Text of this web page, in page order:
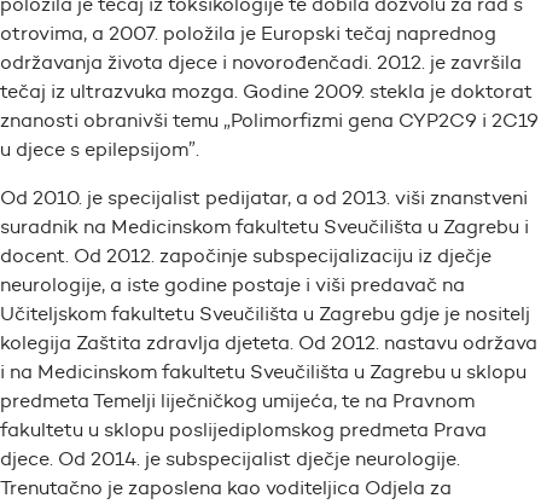
otrovima, a 2007. položila je Europski tečaj naprednog
održavanja života djece i novorođenčadi. 2012. je završila
tečaj iz ultrazvuka mozga. Godine 2009. stekla je doktorat
znanosti obranivši temu „Polimorfizmi gena CYP2C9 i 2C19
u djece s epilepsijom”.
Od 2010. je specijalist pedijatar, a od 2013. viši znanstveni
suradnik na Medicinskom fakultetu Sveučilišta u Zagrebu i
docent. Od 2012. započinje subspecijalizaciju iz dječje
neurologije, a iste godine postaje i viši predavač na
Učiteljskom fakultetu Sveučilišta u Zagrebu gdje je nositelj
kolegija Zaštita zdravlja djeteta. Od 2012. nastavu održava
i na Medicinskom fakultetu Sveučilišta u Zagrebu u sklopu
predmeta Temelji liječničkog umijeća, te na Pravnom
fakultetu u sklopu poslijediplomskog predmeta Prava
djece. Od 2014. je subspecijalist dječje neurologije.
Trenutačno je zaposlena kao voditeljica Odjela za